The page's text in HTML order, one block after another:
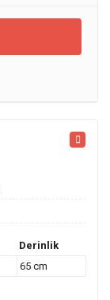
Derinlik
65 cm